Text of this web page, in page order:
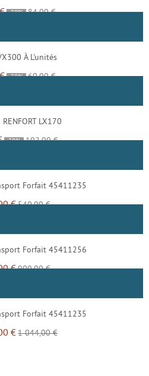
-30% 84,00 €
À L'unités
-30% 60,00 €
RENFORT LX170
-30% 102,00 €
Forfait 45411235
€540,00 €
Forfait 45411256
€900,00 €
Forfait 45411235
€1 044,00 €